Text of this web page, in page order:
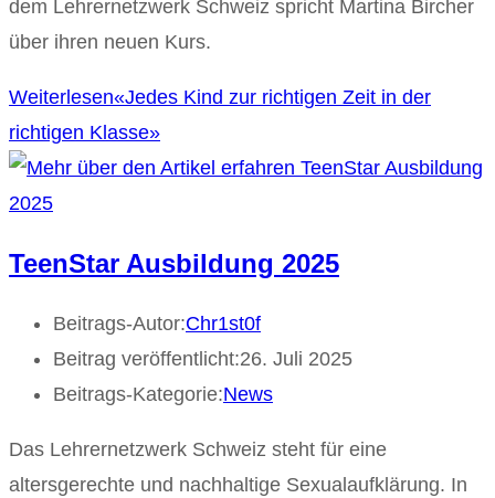
dem Lehrernetzwerk Schweiz spricht Martina Bircher
über ihren neuen Kurs.
Weiterlesen«Jedes Kind zur richtigen Zeit in der
richtigen Klasse»
TeenStar Ausbildung 2025
Beitrags-Autor:Chr1st0f
Beitrag veröffentlicht:26. Juli 2025
Beitrags-Kategorie:News
Das Lehrernetzwerk Schweiz steht für eine
altersgerechte und nachhaltige Sexualaufklärung. In